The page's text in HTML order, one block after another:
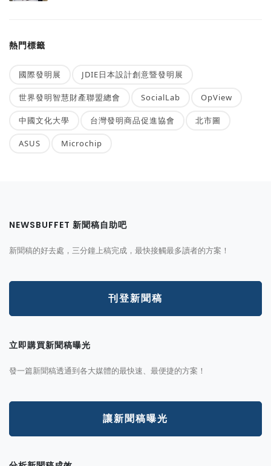
熱門標籤
國際發明展 JDIE日本設計創意暨發明展
世界發明智慧財產聯盟總會 SocialLab OpView
中國文化大學 台灣發明商品促進協會 北市圖
ASUS Microchip
NEWSBUFFET 新聞稿自助吧
新聞稿的好去處，三分鐘上稿完成，最快接觸最多讀者的方案！
刊登新聞稿
立即購買新聞稿曝光
發一篇新聞稿透通到各大媒體的最快速、最便捷的方案！
讓新聞稿曝光